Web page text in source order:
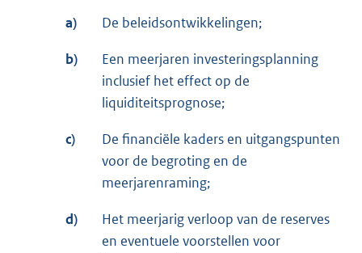
a) De beleidsontwikkelingen;
b)
Een meerjaren investeringsplanning
inclusief het effect op de
liquiditeitsprognose;
c)
De financiële kaders en uitgangspunten
voor de begroting en de
meerjarenraming;
d)
Het meerjarig verloop van de reserves
en eventuele voorstellen voor